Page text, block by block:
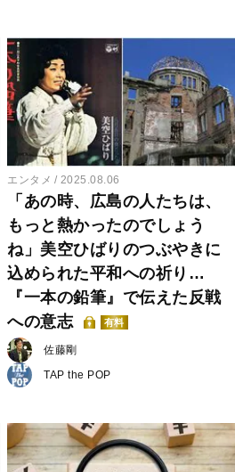
エンタメ 2025.08.06
「あの時、広島の人たちは、
もっと熱かったのでしょう
ね」美空ひばりのつぶやきに
込められた平和への祈り…
『一本の鉛筆』で伝えた反戦
への意志
有料
佐藤剛
TAP the POP